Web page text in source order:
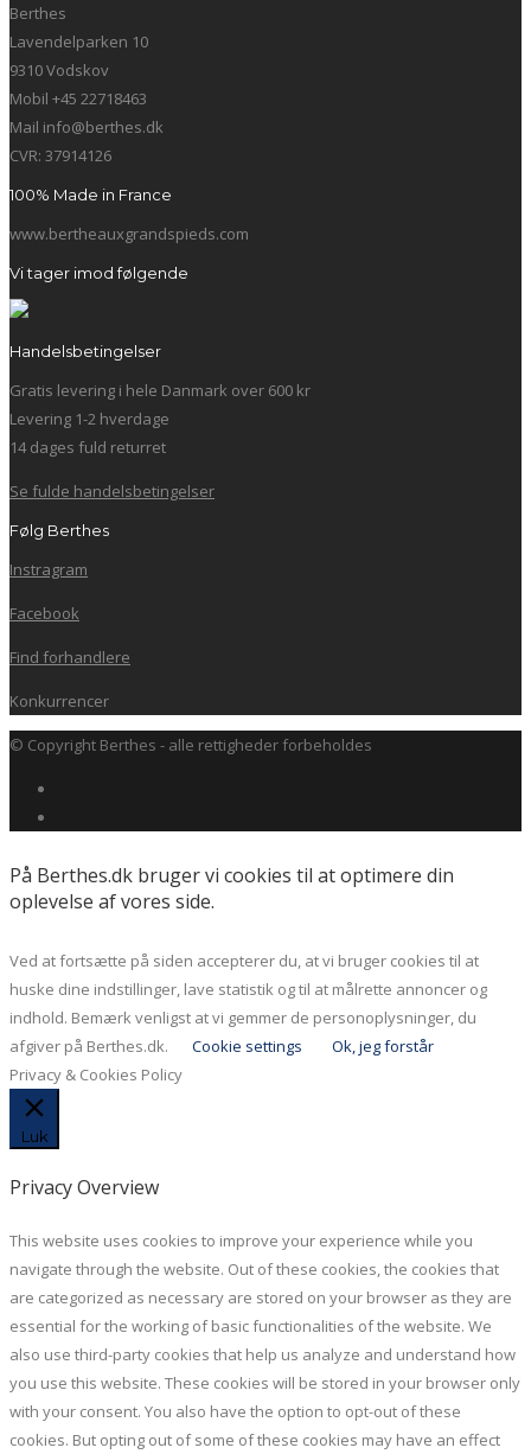
Berthes
Lavendelparken 10
9310 Vodskov
Mobil +45 22718463
Mail info@berthes.dk
CVR: 37914126
100% Made in France
www.bertheauxgrandspieds.com
Vi tager imod følgende
Handelsbetingelser
Gratis levering i hele Danmark over 600 kr
Levering 1-2 hverdage
14 dages fuld returret
Se fulde handelsbetingelser
Følg Berthes
Instragram
Facebook
Find forhandlere
Konkurrencer
© Copyright Berthes - alle rettigheder forbeholdes
På Berthes.dk bruger vi cookies til at optimere din
oplevelse af vores side.
Ved at fortsætte på siden accepterer du, at vi bruger cookies til at
huske dine indstillinger, lave statistik og til at målrette annoncer og
indhold. Bemærk venligst at vi gemmer de personoplysninger, du
afgiver på Berthes.dk.
Cookie settings
Ok, jeg forstår
Privacy & Cookies Policy
Luk
Privacy Overview
This website uses cookies to improve your experience while you
navigate through the website. Out of these cookies, the cookies that
are categorized as necessary are stored on your browser as they are
essential for the working of basic functionalities of the website. We
also use third-party cookies that help us analyze and understand how
you use this website. These cookies will be stored in your browser only
with your consent. You also have the option to opt-out of these
cookies. But opting out of some of these cookies may have an effect